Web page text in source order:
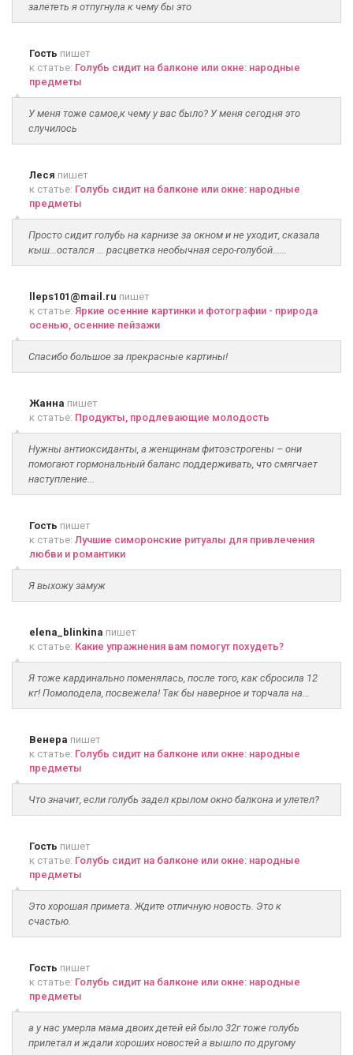
залететь я отпугнула к чему бы это
Гость пишет
к статье: Голубь сидит на балконе или окне: народные
предметы
У меня тоже самое,к чему у вас было? У меня сегодня это
случилось
Леся пишет
к статье: Голубь сидит на балконе или окне: народные
предметы
Просто сидит голубь на карнизе за окном и не уходит, сказала
кыш...остался ... расцветка необычная серо-голубой......
lleps101@mail.ru пишет
к статье: Яркие осенние картинки и фотографии - природа
осенью, осенние пейзажи
Спасибо большое за прекрасные картины!
Жанна пишет
к статье: Продукты, продлевающие молодость
Нужны антиоксиданты, а женщинам фитоэстрогены – они
помогают гормональный баланс поддерживать, что смягчает
наступление...
Гость пишет
к статье: Лучшие симоронские ритуалы для привлечения
любви и романтики
Я выхожу замуж
elena_blinkina пишет
к статье: Какие упражнения вам помогут похудеть?
Я тоже кардинально поменялась, после того, как сбросила 12
кг! Помолодела, посвежела! Так бы наверное и торчала на...
Венера пишет
к статье: Голубь сидит на балконе или окне: народные
предметы
Что значит, если голубь задел крылом окно балкона и улетел?
Гость пишет
к статье: Голубь сидит на балконе или окне: народные
предметы
Это хорошая примета. Ждите отличную новость. Это к
счастью.
Гость пишет
к статье: Голубь сидит на балконе или окне: народные
предметы
а у нас умерла мама двоих детей ей было 32г тоже голубь
прилетал и ждали хороших новостей а вышло по другому